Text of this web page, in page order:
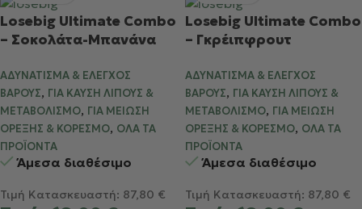
Losebig Ultimate Combo
– Σοκολάτα-Μπανάνα
ΑΔΥΝΆΤΙΣΜΑ & ΈΛΕΓΧΟΣ
ΒΆΡΟΥΣ, ΓΙΑ ΚΑΎΣΗ ΛΊΠΟΥΣ &
ΜΕΤΑΒΟΛΙΣΜΌ, ΓΙΑ ΜΕΊΩΣΗ
ΌΡΕΞΗΣ & ΚΟΡΕΣΜΌ, ΌΛΑ ΤΑ
ΠΡΟΪΌΝΤΑ
Άμεσα διαθέσιμο
Τιμή Κατασκευαστή: 87,80 €
Losebig Ultimate Combo
– Γκρέιπφρουτ
ΑΔΥΝΆΤΙΣΜΑ & ΈΛΕΓΧΟΣ
ΒΆΡΟΥΣ, ΓΙΑ ΚΑΎΣΗ ΛΊΠΟΥΣ &
ΜΕΤΑΒΟΛΙΣΜΌ, ΓΙΑ ΜΕΊΩΣΗ
ΌΡΕΞΗΣ & ΚΟΡΕΣΜΌ, ΌΛΑ ΤΑ
ΠΡΟΪΌΝΤΑ
Άμεσα διαθέσιμο
Τιμή Κατασκευαστή: 87,80 €